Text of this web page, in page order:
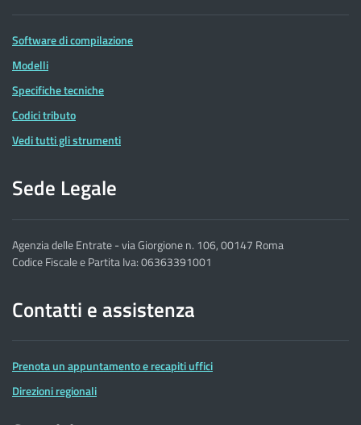
Software di compilazione
Modelli
Specifiche tecniche
Codici tributo
Vedi tutti gli strumenti
Sede Legale
Agenzia delle Entrate - via Giorgione n. 106, 00147 Roma
Codice Fiscale e Partita Iva: 06363391001
Contatti e assistenza
Prenota un appuntamento e recapiti uffici
Direzioni regionali